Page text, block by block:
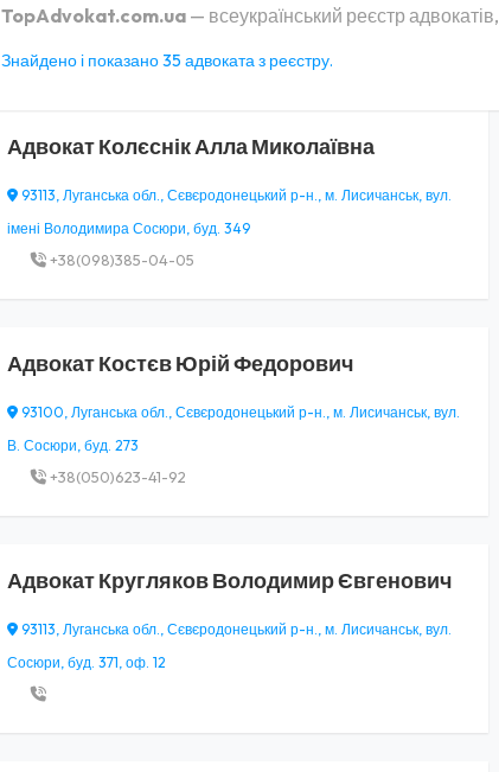
TopAdvokat.com.ua — всеукраїнський реєстр
Знайдено і показано 35 адвоката з реєстру.
АдвокатКолєснік Алла Миколаївна
93113, Луганська обл., Сєвєродонецький р-н., м. Лисичанськ, вул.
імені Володимира Сосюри, буд. 349
+38(098)385-04-05
АдвокатКостєв Юрій Федорович
93100, Луганська обл., Сєвєродонецький р-н., м. Лисичанськ, вул.
В. Сосюри, буд. 273
+38(050)623-41-92
АдвокатКругляков Володимир Євгенович
93113, Луганська обл., Сєвєродонецький р-н., м. Лисичанськ, вул.
Сосюри, буд. 371, оф. 12